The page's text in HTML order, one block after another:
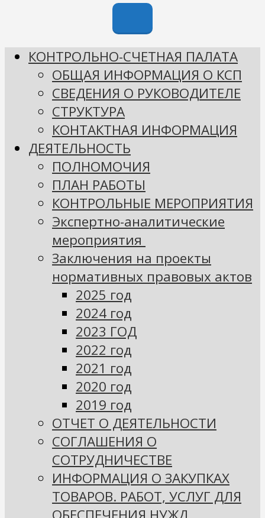
КОНТРОЛЬНО-СЧЕТНАЯ ПАЛАТА
ОБЩАЯ ИНФОРМАЦИЯ О КСП
СВЕДЕНИЯ О РУКОВОДИТЕЛЕ
СТРУКТУРА
КОНТАКТНАЯ ИНФОРМАЦИЯ
ДЕЯТЕЛЬНОСТЬ
ПОЛНОМОЧИЯ
ПЛАН РАБОТЫ
КОНТРОЛЬНЫЕ МЕРОПРИЯТИЯ
Экспертно-аналитические
мероприятия
Заключения на проекты
нормативных правовых актов
2025 год
2024 год
2023 ГОД
2022 год
2021 год
2020 год
2019 год
ОТЧЕТ О ДЕЯТЕЛЬНОСТИ
СОГЛАШЕНИЯ О
СОТРУДНИЧЕСТВЕ
ИНФОРМАЦИЯ О ЗАКУПКАХ
ТОВАРОВ. РАБОТ, УСЛУГ ДЛЯ